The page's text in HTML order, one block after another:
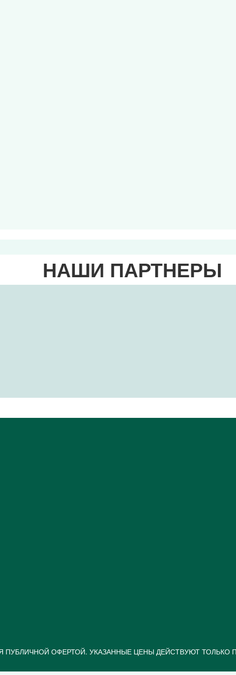
НАШИ ПАРТНЕРЫ
ОФЕРТОЙ. УКАЗАННЫЕ ЦЕНЫ ДЕЙСТВУЮТ ТОЛЬКО